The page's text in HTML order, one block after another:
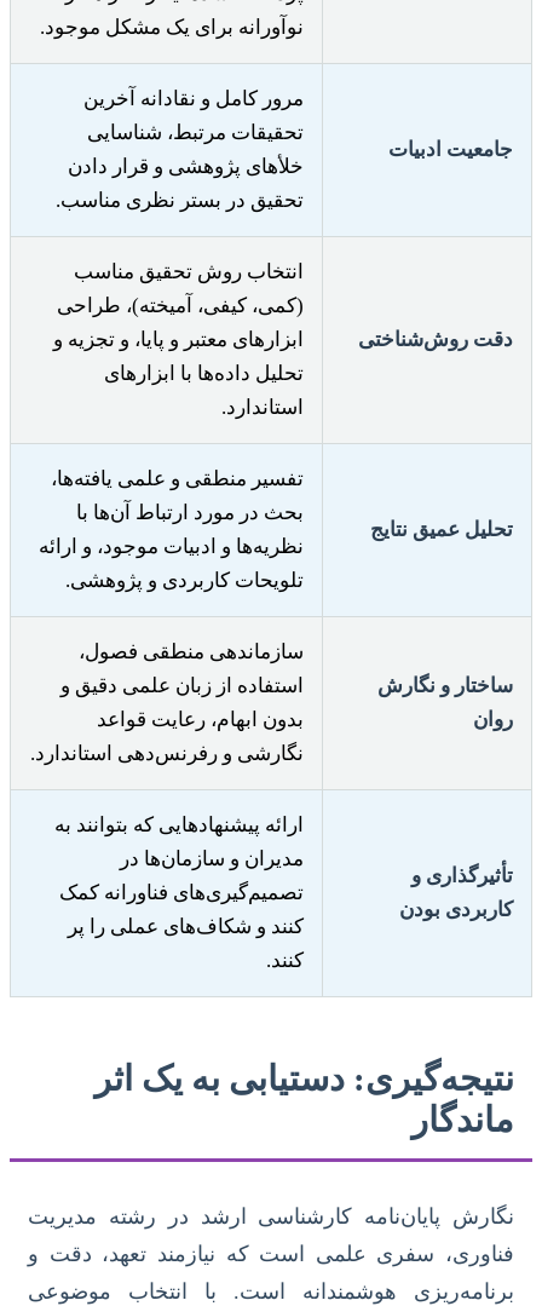
نوآورانه برای یک مشکل موجود.
جامعیت ادبیات
مرور کامل و نقادانه آخرین
تحقیقات مرتبط، شناسایی
خلأهای پژوهشی و قرار دادن
تحقیق در بستر نظری مناسب.
دقت روش‌شناختی
انتخاب روش تحقیق مناسب
(کمی، کیفی، آمیخته)، طراحی
ابزارهای معتبر و پایا، و تجزیه و
تحلیل داده‌ها با ابزارهای
استاندارد.
تحلیل عمیق نتایج
تفسیر منطقی و علمی یافته‌ها،
بحث در مورد ارتباط آن‌ها با
نظریه‌ها و ادبیات موجود، و ارائه
تلویحات کاربردی و پژوهشی.
ساختار و نگارش
روان
سازماندهی منطقی فصول،
استفاده از زبان علمی دقیق و
بدون ابهام، رعایت قواعد
نگارشی و رفرنس‌دهی استاندارد.
تأثیرگذاری و
کاربردی بودن
ارائه پیشنهادهایی که بتوانند به
مدیران و سازمان‌ها در
تصمیم‌گیری‌های فناورانه کمک
کنند و شکاف‌های عملی را پر
کنند.
نتیجه‌گیری: دستیابی به یک اثر
ماندگار
نگارش پایان‌نامه کارشناسی ارشد در رشته مدیریت
فناوری، سفری علمی است که نیازمند تعهد، دقت و
برنامه‌ریزی هوشمندانه است. با انتخاب موضوعی